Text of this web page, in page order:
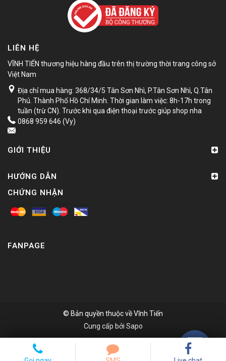
LIÊN HỆ
VĨNH TIẾN thương hiệu hàng đầu trên thị trường thời trang công sở
Việt Nam
Địa chỉ mua hàng: 368/34/5 Tân Sơn Nhì, P.Tân Sơn Nhì, Q.Tân
Phú. Thành Phố Hồ Chí Minh. Thời gian làm việc: 8h-17h trong
tuần (trừ CN). Trước khi qua điện thoại trước giúp shop nha
0868 959 646 (Vy)
GIỚI THIỆU
HƯỚNG DẪN
CHỨNG NHẬN
FANPAGE
© Bản quyền thuộc vềVĩnh Tiến
Cung cấp bởi Sapo